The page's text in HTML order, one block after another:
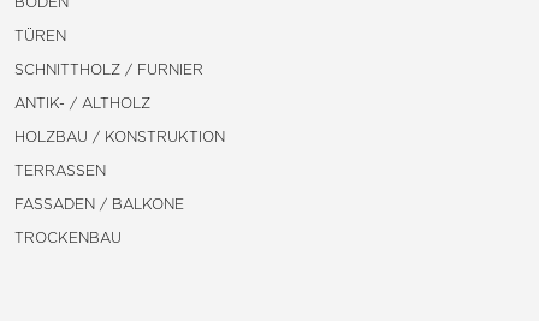
TÜREN
SCHNITTHOLZ / FURNIER
ANTIK- / ALTHOLZ
HOLZBAU / KONSTRUKTION
TERRASSEN
FASSADEN / BALKONE
TROCKENBAU